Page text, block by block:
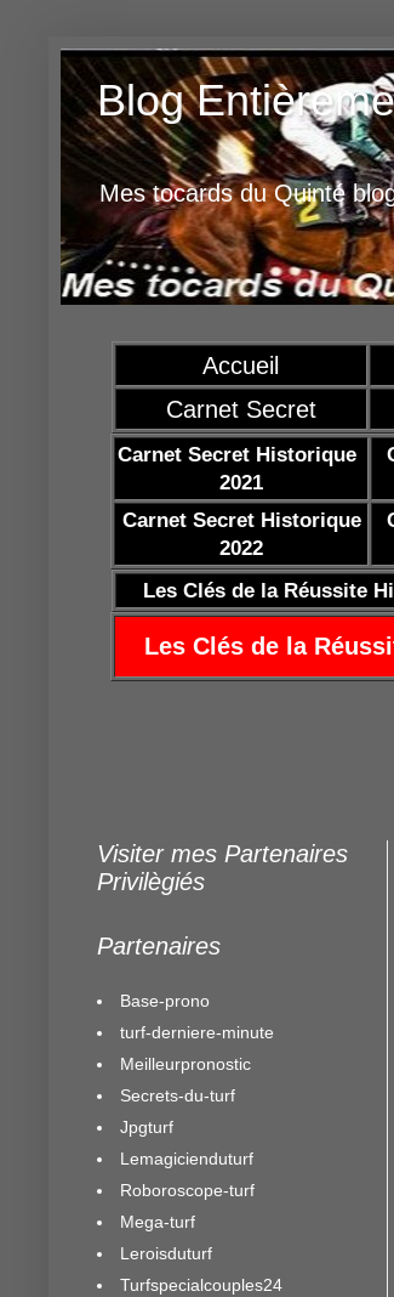
Blog
Mes tocards du Quinté
Accueil
Carnet Secret
Carnet Secret Historique
2021
Carnet Secret Historique
2022
Les Clés de la Réussite
Les Clés de la
10/2021 https://
Visiter mes Partenaires
Privilègiés
Partenaires
Base-prono
turf-derniere-minute
Meilleurpronostic
Secrets-du-turf
Jpgturf
Lemagicienduturf
Roboroscope-turf
Mega-turf
Leroisduturf
Turfspecialcouples24